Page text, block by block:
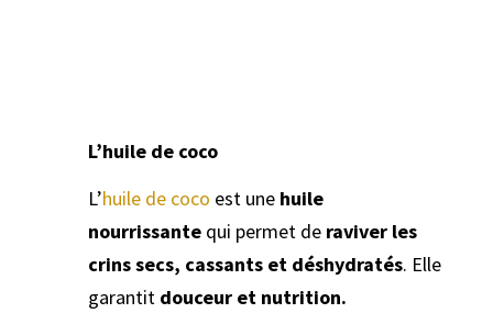
L’huile de coco
L’huile de coco est une huile
nourrissante qui permet de raviver les
crins secs, cassants et déshydratés. Elle
garantit douceur et nutrition.